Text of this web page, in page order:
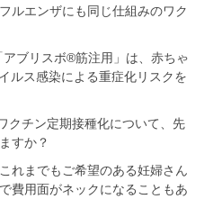
ルエンザにも同じ仕組みのワク
ブリスボ®筋注用」は、赤ちゃ
ルス感染による重症化リスクを
クチン定期接種化について、先
すか？
れまでもご希望のある妊婦さん
費用面がネックになることもあ